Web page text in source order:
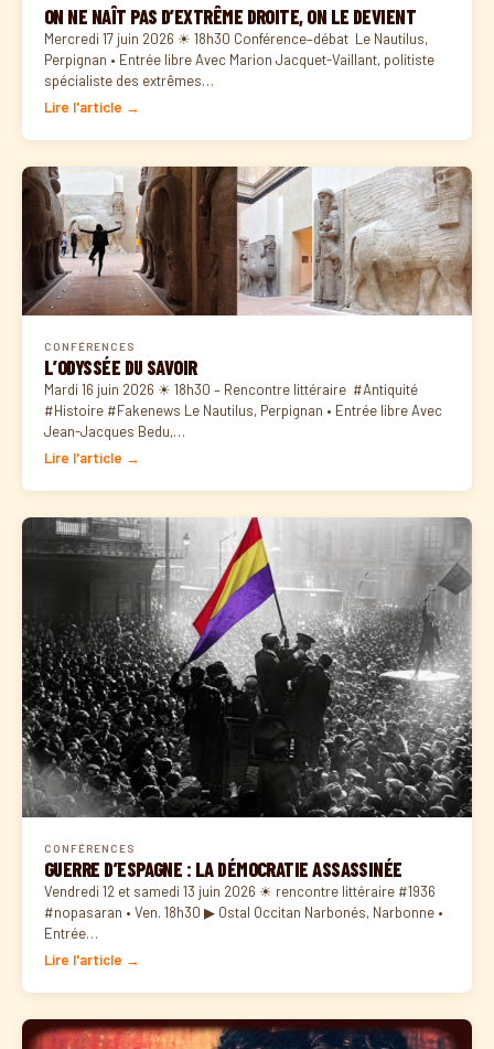
ON NE NAÎT PAS D’EXTRÊME DROITE, ON LE DEVIENT
Mercredi 17 juin 2026 ☀ 18h30 Conférence–débat Le Nautilus,
Perpignan • Entrée libre Avec Marion Jacquet-Vaillant, politiste
spécialiste des extrêmes…
Lire l'article →
CONFÉRENCES
L’ODYSSÉE DU SAVOIR
Mardi 16 juin 2026 ☀ 18h30 – Rencontre littéraire #Antiquité
#Histoire #Fakenews Le Nautilus, Perpignan • Entrée libre Avec
Jean-Jacques Bedu,…
Lire l'article →
CONFÉRENCES
GUERRE D’ESPAGNE : LA DÉMOCRATIE ASSASSINÉE
Vendredi 12 et samedi 13 juin 2026 ☀ rencontre littéraire #1936
#nopasaran • Ven. 18h30 ▶ Ostal Occitan Narbonés, Narbonne •
Entrée…
Lire l'article →